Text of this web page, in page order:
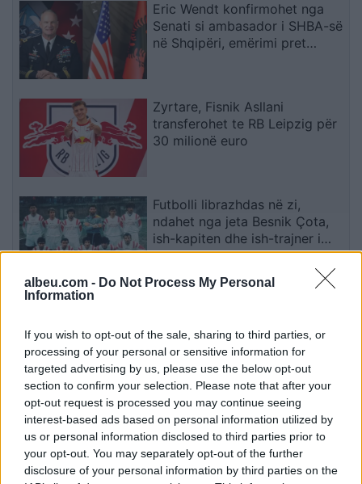
albeu.com - Do Not Process My Personal
Information
If you wish to opt-out of the sale, sharing to third parties, or
processing of your personal or sensitive information for
targeted advertising by us, please use the below opt-out
section to confirm your selection. Please note that after your
opt-out request is processed you may continue seeing
interest-based ads based on personal information utilized by
us or personal information disclosed to third parties prior to
your opt-out. You may separately opt-out of the further
disclosure of your personal information by third parties on the
Eric Wendt konfirmohet nga
Senati si ambasador i SHBA-së
në Shqipëri, emërimi pret
Zyrtare, Fisnik Asllani
transferohet te RB Leipzig për
30 milionë euro
Futbolli librazhdas në zi,
ndahet nga jeta Besnik Çota,
ish-kapiten dhe ish-trajner i
Sopotit
këmbësorin; drejtuesi
shoqërohet në polici
VIDEO/ Ndërhyrja “horror” e
Enea Mihajt në MLS, mbrojtësi
ndëshkohet me të kuq dhe
gjobë